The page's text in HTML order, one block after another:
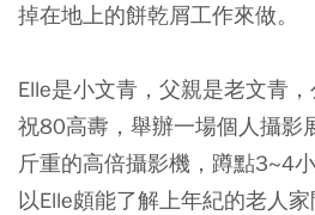
掉在地上的餅乾屑工作來做。
Elle是小文青，父親是老文青
祝80高夀，舉辦一場個人攝影
斤重的高倍攝影機，蹲點3~4
以Elle頗能了解上年紀的老人